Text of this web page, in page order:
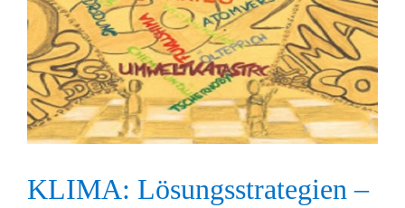
KLIMA: Lösungsstrategien –